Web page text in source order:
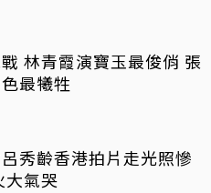
林青霞演寶玉最俊俏 張
最犧牲
秀齡香港拍片走光照慘
大氣哭